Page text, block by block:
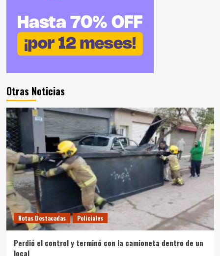
Otras Noticias
Notas Destacadas Policiales
Perdió el control y terminó con la camioneta dentro de un
local